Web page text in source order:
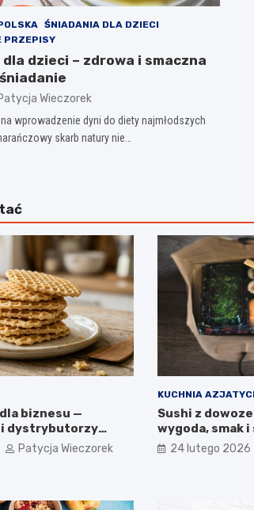
ŚNIADANIA DLA DZIECI
PRZEPISY
dzieci – zdrowa i smaczna
Wieczorek
wprowadzenie dyni do diety najmłodszych
skarb natury nie…
biznesu —
i dystrybutorzy
IGA z Mogielnicy
Patycja Wieczorek
KUCHNIA
Sushi z
wygoda, smak
24 lutego 2026